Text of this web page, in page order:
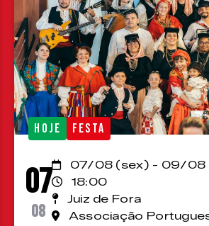
HOJE FESTA
07
08
07/08 (sex) - 09/08
18:00
Juiz de Fora
Associação